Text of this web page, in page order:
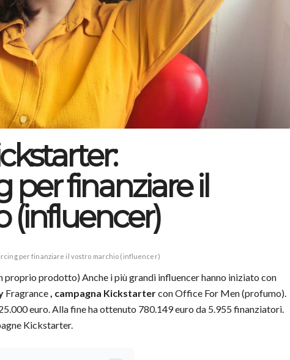
finanziare il
(influencer)
per finanziare il vostro marchio (influencer)
proprio prodotto) Anche i più grandi influencer hanno iniziato con
Fragrance, campagna Kickstartercon Office For Men (profumo).
euro. Alla fine ha ottenuto 780.149 euro da 5.955 finanziatori.
Kickstarter.